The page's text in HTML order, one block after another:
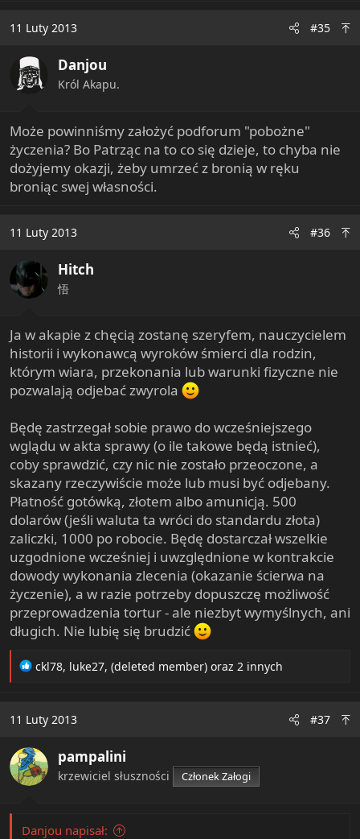
11 Luty 2013 #35
Danjou
Król Akapu.
Może powinniśmy założyć podforum "pobożne"
życzenia? Bo Patrząc na to co się dzieje, to chyba nie
dożyjemy okazji, żeby umrzeć z bronią w ręku
broniąc swej własności.
11 Luty 2013 #36
Hitch
悟
Ja w akapie z chęcią zostanę szeryfem, nauczycielem
historii i wykonawcą wyroków śmierci dla rodzin,
którym wiara, przekonania lub warunki fizyczne nie
pozwalają odjebać zwyrola
Będę zastrzegał sobie prawo do wcześniejszego
wglądu w akta sprawy (o ile takowe będą istnieć),
coby sprawdzić, czy nic nie zostało przeoczone, a
skazany rzeczywiście może lub musi być odjebany.
Płatność gotówką, złotem albo amunicją. 500
dolarów (jeśli waluta ta wróci do standardu złota)
zaliczki, 1000 po robocie. Będę dostarczał wszelkie
uzgodnione wcześniej i uwzględnione w kontrakcie
dowody wykonania zlecenia (okazanie ścierwa na
życzenie), a w razie potrzeby dopuszczę możliwość
przeprowadzenia tortur - ale niezbyt wymyślnych, ani
długich. Nie lubię się brudzić
R
t
o
n
s
ckl78, luke27, (deleted member) oraz 2 innych
11 Luty 2013 #37
pampalini
krzewiciel słuszności Członek Załogi
Danjou napisał: